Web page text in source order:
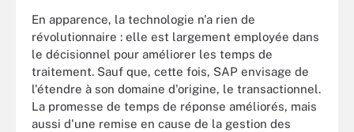
En apparence, la technologie n'a rien de
révolutionnaire : elle est largement employée dans
le décisionnel pour améliorer les temps de
traitement. Sauf que, cette fois, SAP envisage de
l'étendre à son domaine d'origine, le transactionnel.
La promesse de temps de réponse améliorés, mais
aussi d'une remise en cause de la gestion des